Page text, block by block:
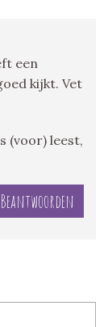
een
kijkt. Vet
(voor) leest,
Beantwoorden